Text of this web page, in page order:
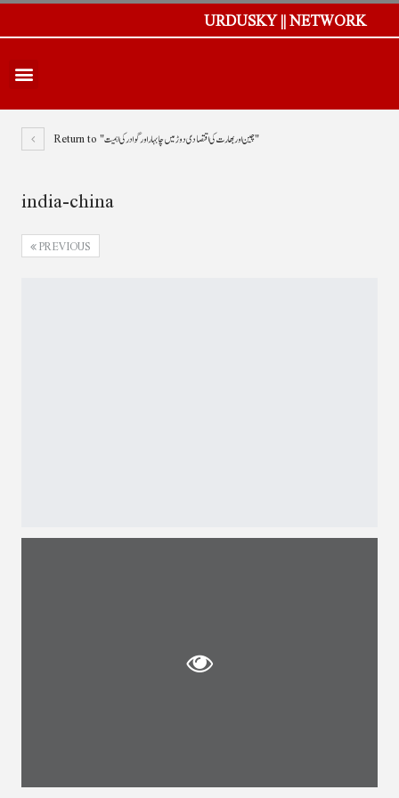
URDUSKY || NETWORK
Return to "چین اور بھارت کی اقتصادی دوڑ میں چابہار اور گوادر کی اہمیت"
india-china
PREVIOUS